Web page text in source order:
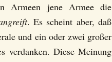
Armeen jene Armee die
. Es scheint aber, daß
und ein oder zwei großer
verdanken. Diese Meinung